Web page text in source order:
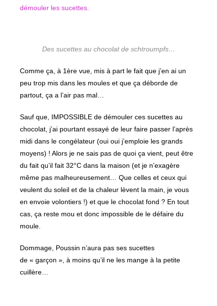
démouler les sucettes.
Des sucettes au chocolat de schtroumpfs…
Comme ça, à 1ère vue, mis à part le fait que j’en ai un
peu trop mis dans les moules et que ça déborde de
partout, ça a l’air pas mal…
Sauf que, IMPOSSIBLE de démouler ces sucettes au
chocolat, j’ai pourtant essayé de leur faire passer l’après
midi dans le congélateur (oui oui j’emploie les grands
moyens) ! Alors je ne sais pas de quoi ça vient, peut être
du fait qu’il fait 32°C dans la maison (et je n’exagère
même pas malheureusement… Que celles et ceux qui
veulent du soleil et de la chaleur lèvent la main, je vous
en envoie volontiers !) et que le chocolat fond ? En tout
cas, ça reste mou et donc impossible de le défaire du
moule.
Dommage, Poussin n’aura pas ses sucettes
de « garçon », à moins qu’il ne les mange à la petite
cuillère…